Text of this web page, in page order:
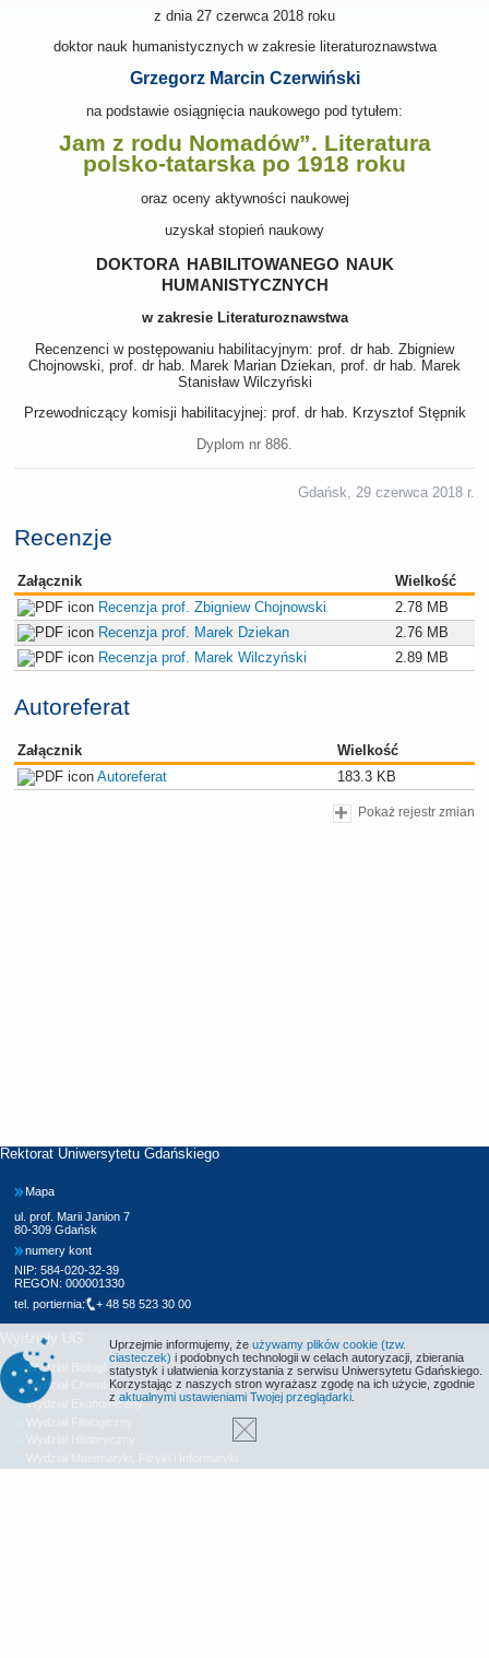
z dnia 27 czerwca 2018 roku
doktor nauk humanistycznych w zakresie literaturoznawstwa
Grzegorz Marcin Czerwiński
na podstawie osiągnięcia naukowego pod tytułem:
Jam z rodu Nomadów”. Literatura
polsko-tatarska po 1918 roku
oraz oceny aktywności naukowej
uzyskał stopień naukowy
doktora habilitowanego nauk
humanistycznych
w zakresie Literaturoznawstwa
Recenzenci w postępowaniu habilitacyjnym: prof. dr hab. Zbigniew
Chojnowski, prof. dr hab. Marek Marian Dziekan, prof. dr hab. Marek
Stanisław Wilczyński
Przewodniczący komisji habilitacyjnej: prof. dr hab. Krzysztof Stępnik
Dyplom nr 886.
Gdańsk, 29 czerwca 2018 r.
Recenzje
Załącznik
Wielkość
Recenzja prof. Zbigniew Chojnowski
2.78 MB
Recenzja prof. Marek Dziekan
2.76 MB
Recenzja prof. Marek Wilczyński
2.89 MB
Autoreferat
Załącznik
Wielkość
Autoreferat
183.3 KB
Pokaż rejestr zmian
Rektorat Uniwersytetu Gdańskiego
Mapa
ul. prof. Marii Janion 7
80-309 Gdańsk
numery kont
NIP: 584-020-32-39
REGON: 000001330
tel. portiernia:
+ 48 58 523 30 00
Wydziały UG
Wydział Biologii
Wydział Chemii
Wydział Ekonomiczny
Uprzejmie informujemy, że używamy plików cookie (tzw.
ciasteczek) i podobnych technologii w celach autoryzacji, zbierania
statystyk i ułatwienia korzystania z serwisu Uniwersytetu Gdańskiego.
Korzystając z naszych stron wyrażasz zgodę na ich użycie, zgodnie
z aktualnymi ustawieniami Twojej przeglądarki